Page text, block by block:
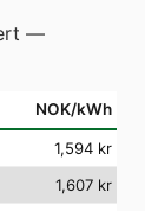
—
NOK/kWh
1,594 kr
1,607 kr